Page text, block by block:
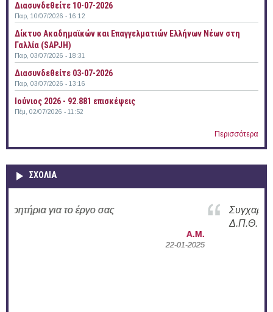
Διασυνδεθείτε 10-07-2026
Παρ, 10/07/2026 - 16:12
Δίκτυο Ακαδημαϊκών και Επαγγελματιών Ελλήνων Νέων στη
Γαλλία (SAPJH)
Παρ, 03/07/2026 - 18:31
Διασυνδεθείτε 03-07-2026
Παρ, 03/07/2026 - 13:16
Ιούνιος 2026 - 92.881 επισκέψεις
Πέμ, 02/07/2026 - 11:52
Περισσότερα
ΣΧΟΛΙΑ
Συγχαρητήρια για την ενεργή δράση σας στο